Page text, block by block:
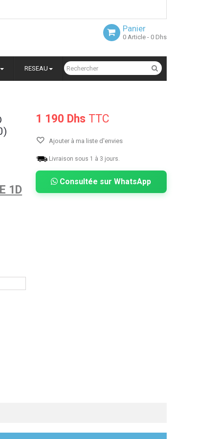
Panier
0 Article - 0 Dhs
RESEAU
1D
1 190 Dhs TTC
Ajouter à ma liste d'envies
Livraison sous 1 à 3 jours.
Consultée sur WhatsApp